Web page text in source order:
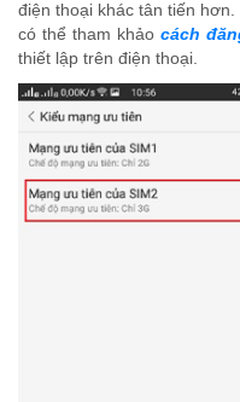
điện thoại khác tân tiến
có thể tham khảo cách
thiết lập trên điện thoại.